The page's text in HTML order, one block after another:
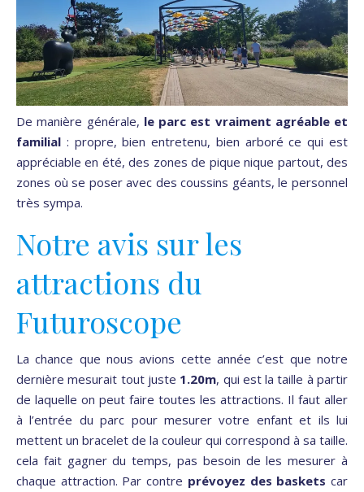
De manière générale, le parc est vraiment agréable et
familial : propre, bien entretenu, bien arboré ce qui est
appréciable en été, des zones de pique nique partout, des
zones où se poser avec des coussins géants, le personnel
très sympa.
Notre avis sur les
attractions du
Futuroscope
La chance que nous avions cette année c’est que notre
dernière mesurait tout juste 1.20m, qui est la taille à partir
de laquelle on peut faire toutes les attractions. Il faut aller
à l’entrée du parc pour mesurer votre enfant et ils lui
mettent un bracelet de la couleur qui correspond à sa taille.
cela fait gagner du temps, pas besoin de les mesurer à
chaque attraction. Par contre prévoyez des basketscar